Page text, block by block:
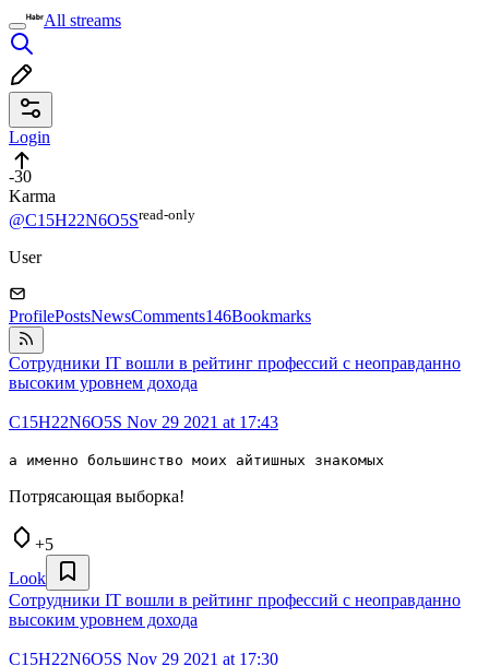
All streams
Login
-30
Karma
@C15H22N6O5Sread⁠-⁠only
User
ProfilePostsNewsComments146Bookmarks
Сотрудники IT вошли в рейтинг профессий с неоправданно
высоким уровнем дохода
C15H22N6O5S Nov 29 2021 at 17:43
а именно большинство моих айтишных знакомых
Потрясающая выборка!
+5
Look
Сотрудники IT вошли в рейтинг профессий с неоправданно
высоким уровнем дохода
C15H22N6O5S Nov 29 2021 at 17:30